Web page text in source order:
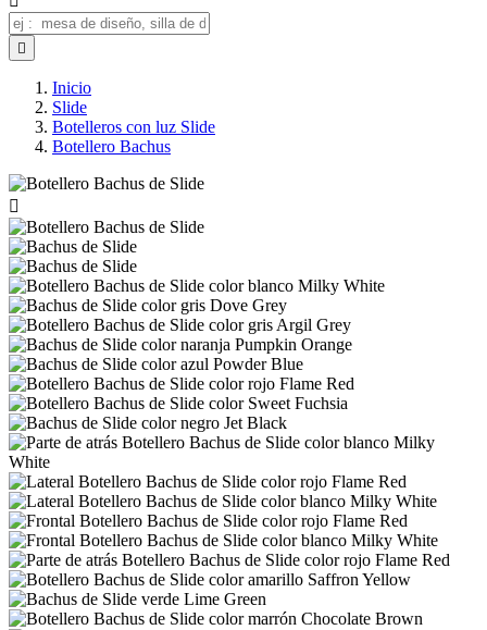

Inicio
Slide
Botelleros con luz Slide
Botellero Bachus
